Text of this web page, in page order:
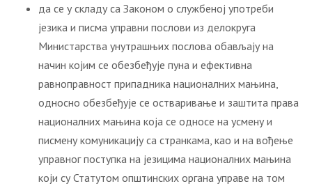
да се у складу са Законом о службеној употреби
језика и писма управни послови из делокруга
Министарства унутрашњих послова обављају на
начин којим се обезбеђује пуна и ефективна
равноправност припадника националних мањина,
односно обезбеђује се остваривање и заштита права
националних мањина која се односе на усмену и
писмену комуникацију са странкама, као и на вођење
управног поступка на језицима националних мањина
који су Статутом општинских органа управе на том